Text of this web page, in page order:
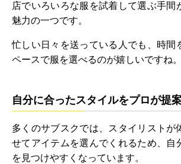
店でいろいろな服を試着して選ぶ手間
魅力の一つです。
忙しい日々を送っている人でも、時間
ペースで服を選べるのが嬉しいですね。
自分に合ったスタイルをプロが提
多くのサブスクでは、スタイリストが
せてアイテムを選んでくれるため、自
を見つけやすくなっています。